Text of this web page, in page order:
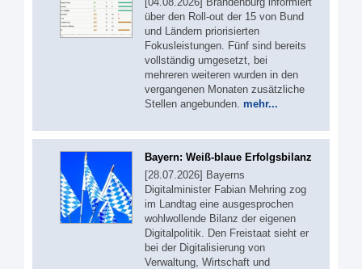
über den Roll-out der 15 von Bund
und Ländern priorisierten
Fokusleistungen. Fünf sind bereits
vollständig umgesetzt, bei
mehreren weiteren wurden in den
vergangenen Monaten zusätzliche
Stellen angebunden. mehr...
Bayern: Weiß-blaue Erfolgsbilanz
[28.07.2026] Bayerns
Digitalminister Fabian Mehring zog
im Landtag eine ausgesprochen
wohlwollende Bilanz der eigenen
Digitalpolitik. Den Freistaat sieht er
bei der Digitalisierung von
Verwaltung, Wirtschaft und